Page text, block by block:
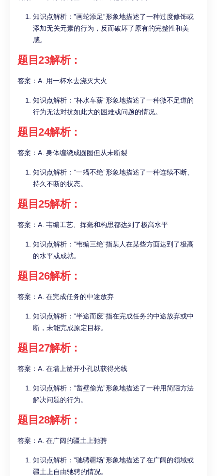
知识点解析：”画蛇添足”形象地描述了一种过度修饰或
添加无关元素的行为，反而破坏了原有的完整性和美
感。
题目23解析：
答案：A. 用一杯水去浇灭大火
知识点解析：”杯水车薪”形象地描述了一种微不足道的
行为无法对抗如此大的困难或问题的情况。
题目24解析：
答案：A. 身体缠绕成圆圈但从未断裂
知识点解析：”一蟠不绝”形象地描述了一种连续不断、
持久不断的状态。
题目25解析：
答案：A. 韦编工艺、挥毫和构思都达到了极高水平
知识点解析：”韦编三绝”指某人在某些方面达到了极高
的水平或成就。
题目26解析：
答案：A. 在完成任务的中途放弃
知识点解析：”半途而废”指在完成任务的中途放弃或中
断，未能完成原定目标。
题目27解析：
答案：A. 在墙上凿开小孔以获得光线
知识点解析：”凿壁偷光”形象地描述了一种用简陋方法
解决问题的行为。
题目28解析：
答案：A. 在广阔的疆土上驰骋
知识点解析：”驰骋疆场”形象地描述了在广阔的领域或
疆土上自由驰骋的情况。